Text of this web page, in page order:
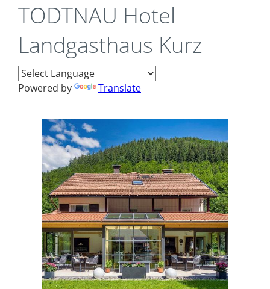
TODTNAU Hotel
Landgasthaus Kurz
Powered by Translate